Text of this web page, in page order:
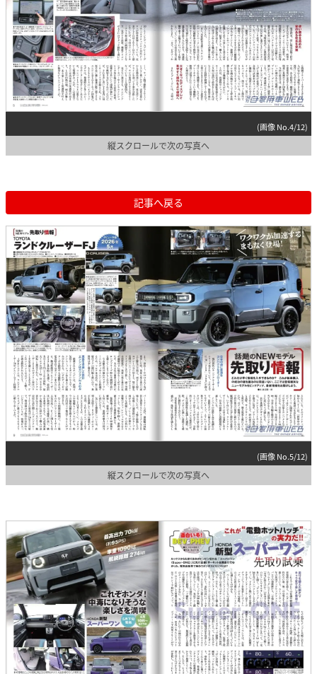
(画像 No.4/12)
縦スクロールで次の写真へ
記事へ戻る
(画像 No.5/12)
縦スクロールで次の写真へ